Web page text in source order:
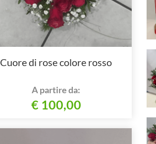
Cuore di rose colore rosso
A partire da:
€ 100,00